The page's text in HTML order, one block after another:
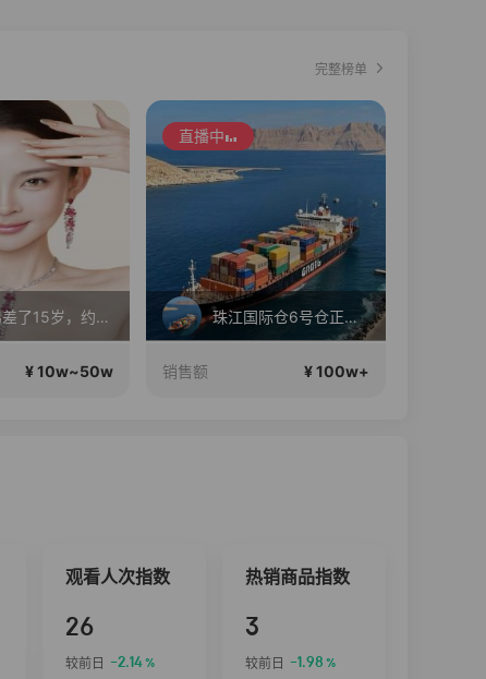
完整榜单
和弟弟差了15岁，约会呢
¥ 10w~50w
直播中
珠江国际仓6号仓正在直播
销售额 ¥ 100w+
观看人次指数
26
较前日 -2.14%
热销商品指数
3
较前日 -1.98 %